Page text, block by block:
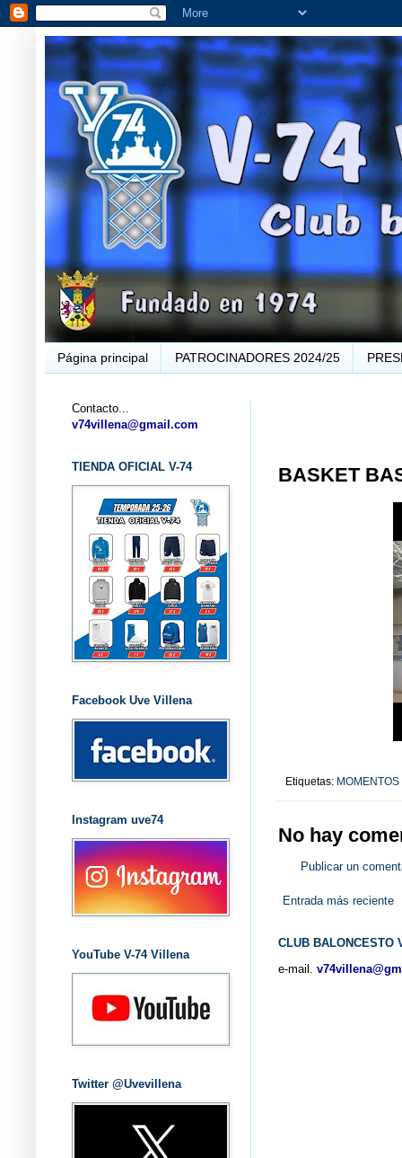
Página principal PATROCINADORES 2024/25
BASKET
Etiquetas: MOMENTOS
No hay
Publicar un
Entrada más reciente
CLUB BALONCESTO
e-mail.
Contacto...
v74villena@gmail.com
TIENDA OFICIAL V-74
Facebook Uve Villena
Instagram uve74
YouTube V-74 Villena
Twitter @Uvevillena